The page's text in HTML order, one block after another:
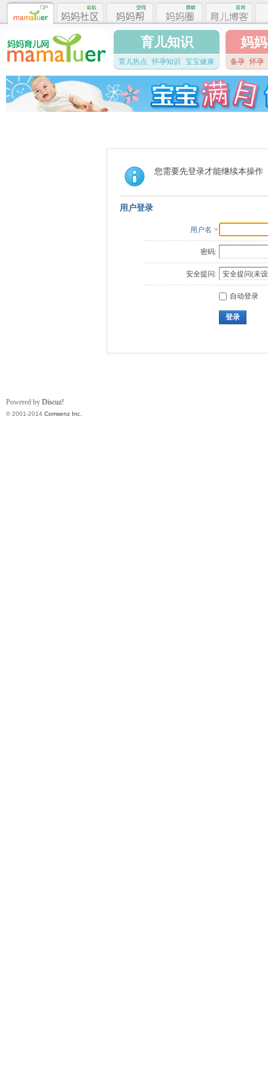
育儿知识
育儿热点 怀孕知识 宝宝健康
妈
备孕 怀孕
您需要先登录才能继续本操作
用户登录
用户名
密码:
安全提问:
自动登录
登录
Powered by Discuz!
© 2001-2014 Comsenz Inc.